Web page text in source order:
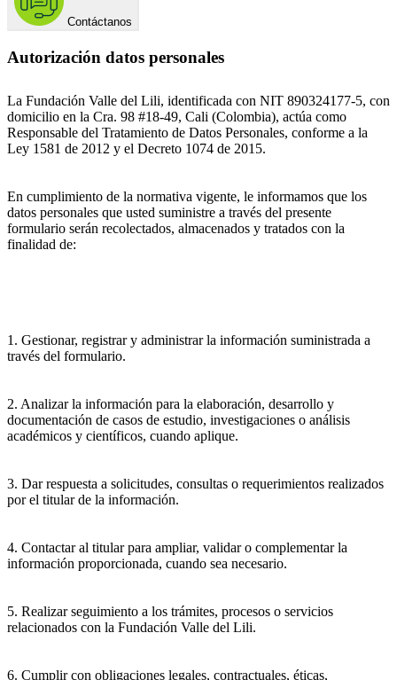
Contáctanos
Autorización datos personales
La Fundación Valle del Lili, identificada con NIT 890324177-5, con
domicilio en la Cra. 98 #18-49, Cali (Colombia), actúa como
Responsable del Tratamiento de Datos Personales, conforme a la
Ley 1581 de 2012 y el Decreto 1074 de 2015.
En cumplimiento de la normativa vigente, le informamos que los
datos personales que usted suministre a través del presente
formulario serán recolectados, almacenados y tratados con la
finalidad de:
1. Gestionar, registrar y administrar la información suministrada a
través del formulario.
2. Analizar la información para la elaboración, desarrollo y
documentación de casos de estudio, investigaciones o análisis
académicos y científicos, cuando aplique.
3. Dar respuesta a solicitudes, consultas o requerimientos realizados
por el titular de la información.
4. Contactar al titular para ampliar, validar o complementar la
información proporcionada, cuando sea necesario.
5. Realizar seguimiento a los trámites, procesos o servicios
relacionados con la Fundación Valle del Lili.
6. Cumplir con obligaciones legales, contractuales, éticas,